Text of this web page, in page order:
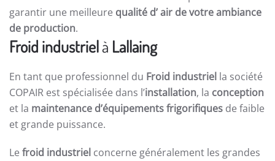
garantir une meilleure qualité d’ air de votre ambiance
de production.
Froid industrielà Lallaing
En tant que professionnel du Froid industriel la société
COPAIR est spécialisée dans l’installation, la conception
et la maintenance d’équipements frigorifiques de faible
et grande puissance.
Le froid industriel concerne généralement les grandes